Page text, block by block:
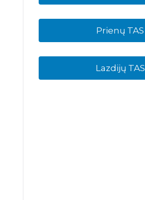
Prienų TAS
Lazdijų TAS